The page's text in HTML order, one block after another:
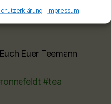
Impressum
oder bestellt online
Euer Teemann
#tea